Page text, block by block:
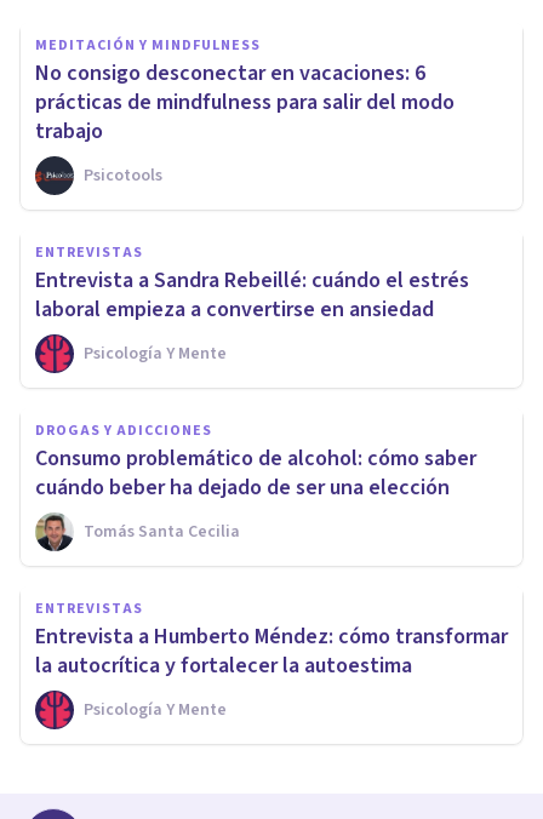
MEDITACIÓN Y MINDFULNESS
No consigo desconectar en vacaciones: 6
prácticas de mindfulness para salir del modo
trabajo
Psicotools
ENTREVISTAS
Entrevista a Sandra Rebeillé: cuándo el estrés
laboral empieza a convertirse en ansiedad
Psicología Y Mente
DROGAS Y ADICCIONES
Consumo problemático de alcohol: cómo saber
cuándo beber ha dejado de ser una elección
Tomás Santa Cecilia
ENTREVISTAS
Entrevista a Humberto Méndez: cómo transformar
la autocrítica y fortalecer la autoestima
Psicología Y Mente